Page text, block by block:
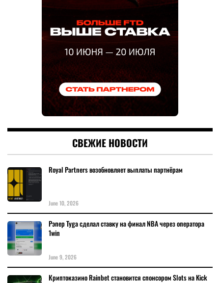
СВЕЖИЕ НОВОСТИ
Royal Partners возобновляет выплаты партнёрам
June 10, 2026
Рэпер Tyga сделал ставку на финал NBA через оператора
1win
June 9, 2026
Криптоказино Rainbet становится спонсором Slots на Kick